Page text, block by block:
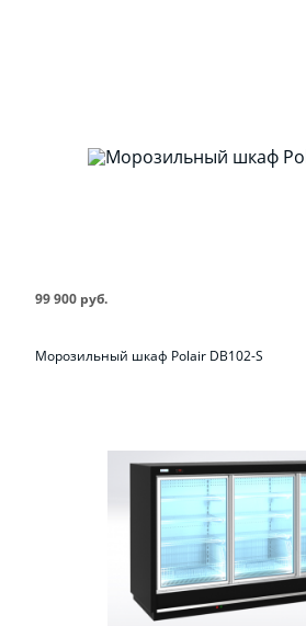
99 900 руб.
Морозильный шкаф Polair DB102-S